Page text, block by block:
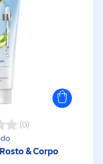
(0)
Rosto & Corpo